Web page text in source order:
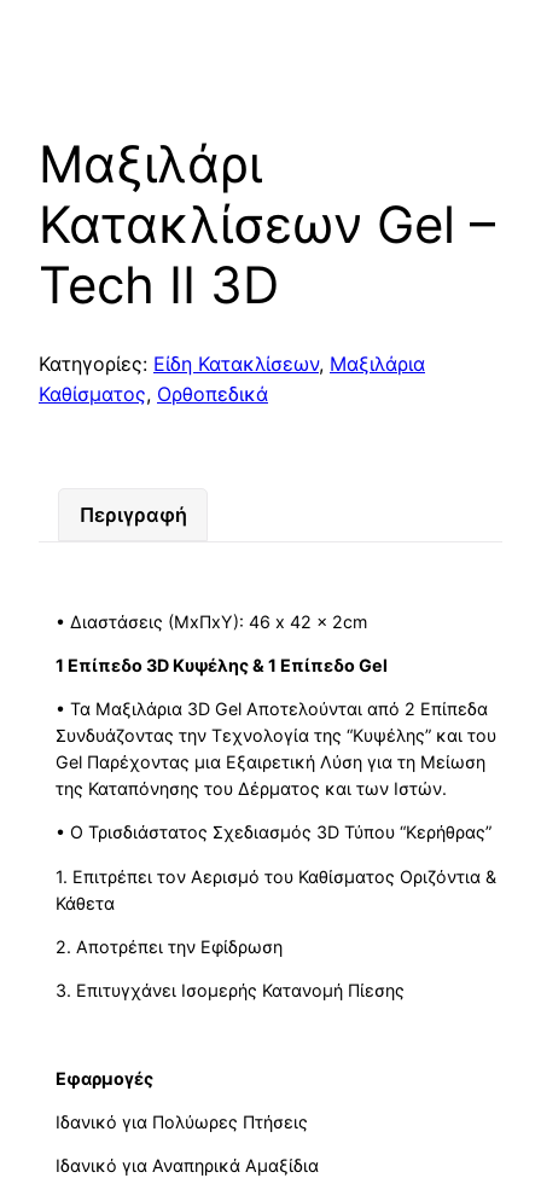
Μαξιλάρι
Κατακλίσεων Gel –
Tech II 3D
Κατηγορίες: Είδη Κατακλίσεων, Μαξιλάρια
Καθίσματος, Ορθοπεδικά
Περιγραφή
• Διαστάσεις (ΜxΠxΥ): 46 x 42 x 2cm
1 Επίπεδο 3D Κυψέλης & 1 Επίπεδο Gel
• Τα Μαξιλάρια 3D Gel Αποτελούνται από 2 Επίπεδα
Συνδυάζοντας την Τεχνολογία της “Κυψέλης” και του
Gel Παρέχοντας μια Εξαιρετική Λύση για τη Μείωση
της Καταπόνησης του Δέρματος και των Ιστών.
• Ο Τρισδιάστατος Σχεδιασμός 3D Τύπου “Κερήθρας”
1. Επιτρέπει τον Αερισμό του Καθίσματος Οριζόντια &
Κάθετα
2. Αποτρέπει την Εφίδρωση
3. Επιτυγχάνει Ισομερής Κατανομή Πίεσης
Εφαρμογές
Ιδανικό για Πολύωρες Πτήσεις
Ιδανικό για Αναπηρικά Αμαξίδια